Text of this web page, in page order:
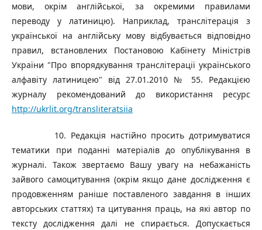
мови, окрім англійської, за окремими правилами
переводу у латиницю). Наприклад, транслітерація з
української на англійську мову відбувається відповідно
правил, встановлених Постановою Кабінету Міністрів
України "Про впорядкування транслітерації українського
алфавіту латиницею" від 27.01.2010 № 55. Редакцією
журналу рекомендований до використання ресурс
http://ukrlit.org/transliteratsiia
10. Редакція настійно просить дотримуватися
тематики при поданні матеріалів до опублікування в
журналі. Також звертаємо Вашу увагу на небажаність
зайвого самоцитування (окрім якщо дане дослідження є
продовженням раніше поставленого завдання в інших
авторських статтях) та цитування праць, на які автор по
тексту дослідження далі не спирається. Допускається